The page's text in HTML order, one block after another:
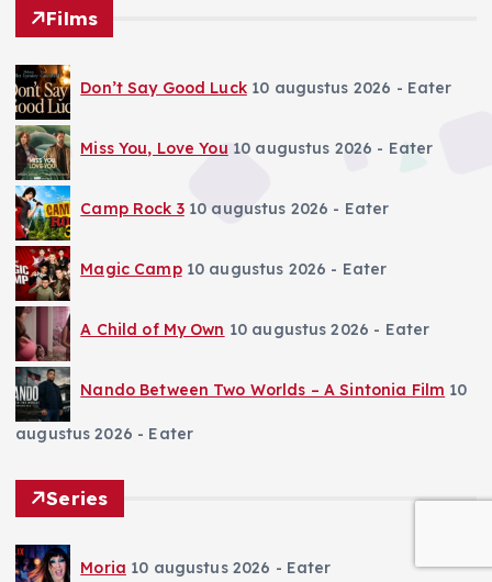
Films
Don’t Say Good Luck 10 augustus 2026 - Eater
Miss You, Love You 10 augustus 2026 - Eater
Camp Rock 3 10 augustus 2026 - Eater
Magic Camp 10 augustus 2026 - Eater
A Child of My Own 10 augustus 2026 - Eater
Nando Between Two Worlds – A Sintonia Film 10
augustus 2026 - Eater
Series
Moria 10 augustus 2026 - Eater